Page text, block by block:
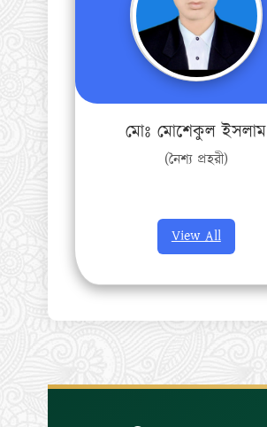
মোঃ মোশেকুল ইসলাম
(নৈশ্য প্রহরী)
View All